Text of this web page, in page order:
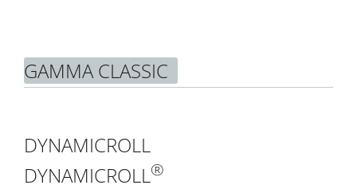
GAMMA CLASSIC
DYNAMICROLL
DYNAMICROLL®